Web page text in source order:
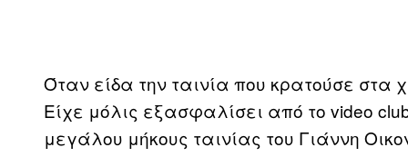
Όταν είδα την ταινία που κρατούσε
Είχε μόλις εξασφαλίσει από το video
μεγάλου μήκους ταινίας του Γιάννη